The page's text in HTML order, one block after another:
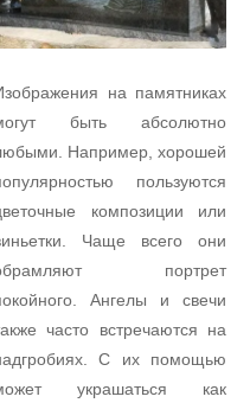
на памятниках
быть абсолютно
Например, хорошей
пользуются
композиции или
Чаще всего они
портрет
Ангелы и свечи
часто встречаются на
С их помощью
украшаться как